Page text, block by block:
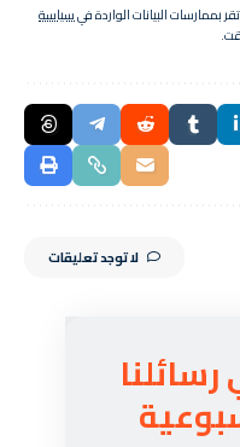
بممارسات البيانات الواردة فيسياسة
لا توجد تعليقات